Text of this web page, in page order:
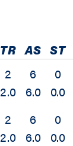
TR AS ST
2
2.0
6
6.0
0
0.0
2
2.0
6
6.0
0
0.0